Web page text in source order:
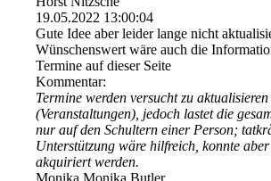
19.05.2022 13:00:04
Gute Idee aber leider lange nicht
Wünschenswert wäre auch die
Termine auf dieser Seite
Kommentar:
Termine werden versucht zu aktualisieren
(Veranstaltungen), jedoch lastet die
nur auf den Schultern einer Person;
Unterstützung wäre hilfreich, konnte
akquiriert werden.
Monika Monika Butler